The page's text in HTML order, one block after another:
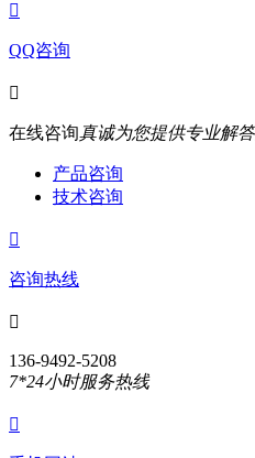

QQ咨询

在线咨询真诚为您提供专业解
产品咨询
技术咨询

咨询热线

136-9492-5208
7*24小时服务热线
